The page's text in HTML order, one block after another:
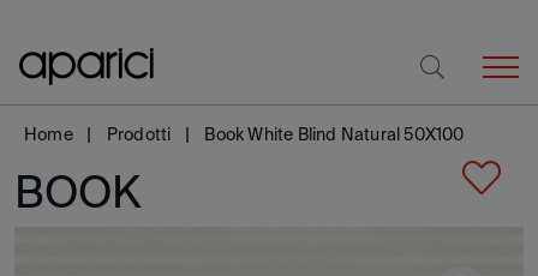
Home Prodotti Book White Blind Natural 50X100
BOOK